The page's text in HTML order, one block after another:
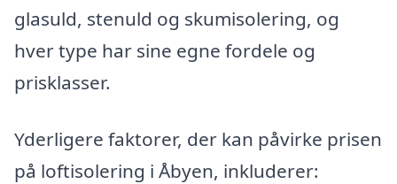
glasuld, stenuld og skumisolering, og
hver type har sine egne fordele og
prisklasser.
Yderligere faktorer, der kan påvirke prisen
på loftisolering i Åbyen, inkluderer: